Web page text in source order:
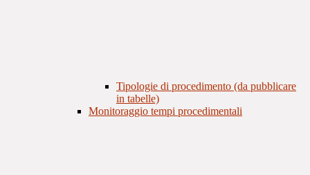
Tipologie di procedimento (da pubblicare
in tabelle)
Monitoraggio tempi procedimentali